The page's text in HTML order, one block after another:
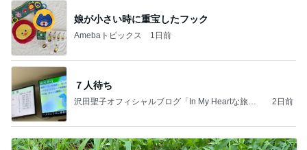
娘が小さい時に重宝したフック
Amebaトピックス 1日前
７人待ち
沢田聖子オフィシャルブログ「In My Heartな旅日
2日前